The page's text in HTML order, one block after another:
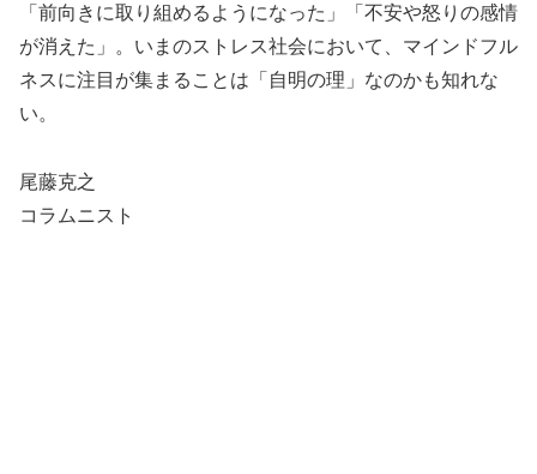
「前向きに取り組めるようになった」「不安や怒りの感情
が消えた」。いまのストレス社会において、マインドフル
ネスに注目が集まることは「自明の理」なのかも知れな
い。
尾藤克之
コラムニスト